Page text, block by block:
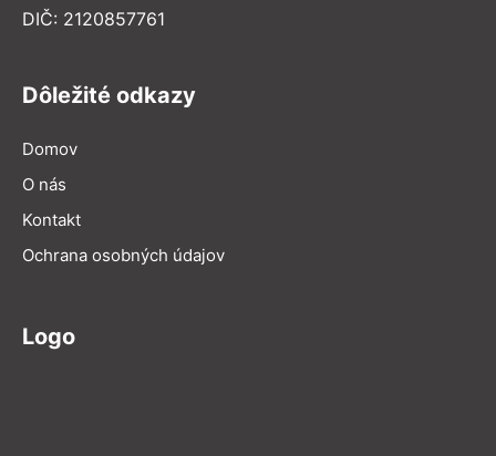
DIČ: 2120857761
Dôležité odkazy
Domov
O nás
Kontakt
Ochrana osobných údajov
Logo